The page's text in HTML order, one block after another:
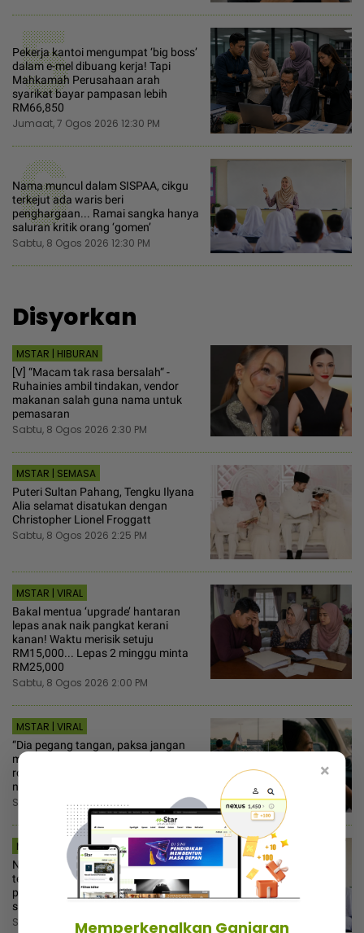
5
Pekerja kantoi mengumpat ‘big boss’
dalam e-mel dibuang kerja! Tapi
Mahkamah Perusahaan arah
syarikat bayar pampasan lebih
RM66,850
Jumaat, 7 Ogos 2026 12:30 PM
6
Nama muncul dalam SISPAA, cikgu
terkejut ada waris beri
penghargaan... Ramai sangka hanya
saluran kritik orang ‘gomen’
Sabtu, 8 Ogos 2026 12:30 PM
Disyorkan
MSTAR | HIBURAN
[V] “Macam tak rasa bersalah“ -
Ruhainies ambil tindakan, vendor
makanan salah guna nama untuk
pemasaran
Sabtu, 8 Ogos 2026 2:30 PM
MSTAR | SEMASA
Puteri Sultan Pahang, Tengku Ilyana
Alia selamat disatukan dengan
Christopher Lionel Froggatt
Sabtu, 8 Ogos 2026 2:25 PM
MSTAR | VIRAL
Bakal mentua ‘upgrade’ hantaran
lepas anak naik pangkat kerani
kanan! Waktu merisik setuju
RM15,000... Lepas 2 minggu minta
RM25,000
Sabtu, 8 Ogos 2026 2:00 PM
MSTAR | VIRAL
“Dia pegang tangan, paksa jangan
menolak!” - Wanita bongkar cubaan
rogol, tunang nak ’test’ sebelum
nikah
Sabtu, 8 Ogos 2026 1:00 PM
MSTAR | I-SUKE
Nama muncul dalam SISPAA, cikgu
terkejut ada waris beri
penghargaan... Ramai sangka hanya
saluran kritik orang ‘gomen’
Sabtu, 8 Ogos 2026 12:30 PM
×
Memperkenalkan Ganjaran